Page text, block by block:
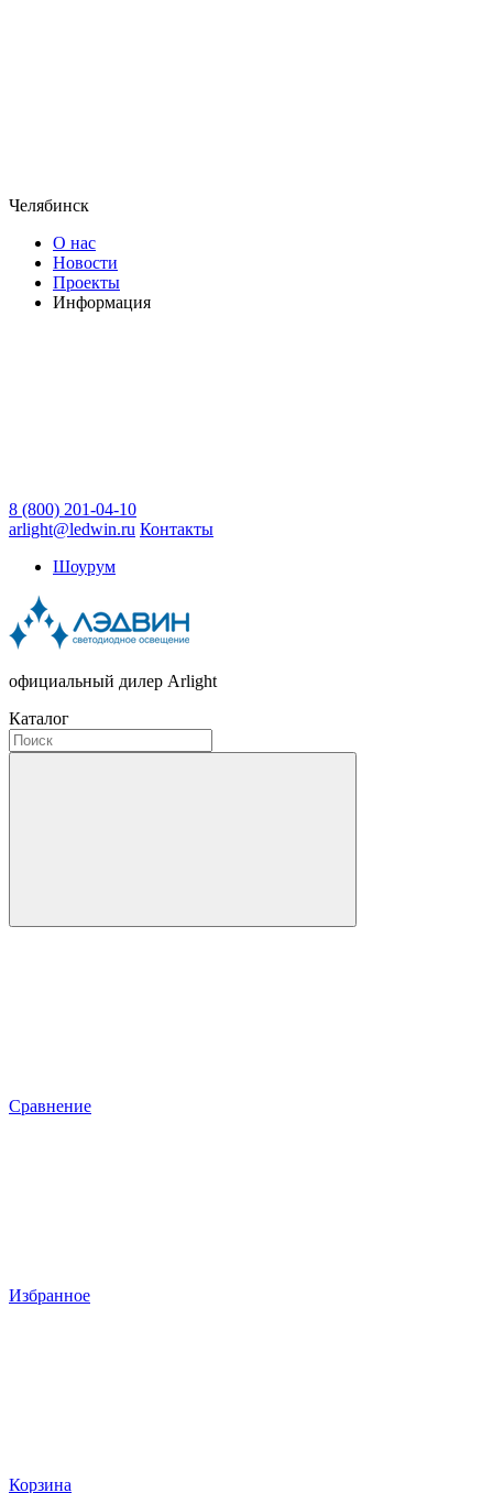
Челябинск
О нас
Новости
Проекты
Информация
8 (800) 201-04-10
arlight@ledwin.ru Контакты
Шоурум
официальный дилер Arlight
Каталог
Сравнение
Избранное
Корзина